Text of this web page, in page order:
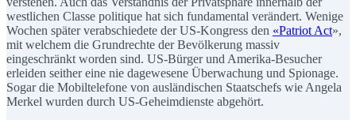
westlichen Classe politique hat sich fundamental verändert. Wenige
Wochen später verabschiedete der US-Kongress den «Patriot Act»,
mit welchem die Grundrechte der Bevölkerung massiv
eingeschränkt worden sind. US-Bürger und Amerika-Besucher
erleiden seither eine nie dagewesene Überwachung und Spionage.
Sogar die Mobiltelefone von ausländischen Staatschefs wie Angela
Merkel wurden durch US-Geheimdienste abgehört.